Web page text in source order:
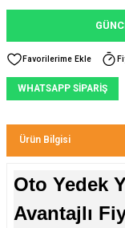
WHATSAPP SİPARİŞ
Ürün Bilgisi
Oto Yedek
Avantajlı